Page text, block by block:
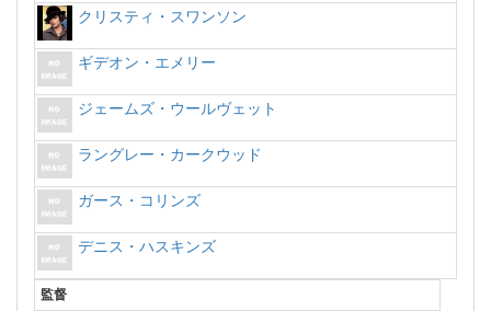
クリスティ・スワンソン
ギデオン・エメリー
ジェームズ・ウールヴェット
ラングレー・カークウッド
ガース・コリンズ
デニス・ハスキンズ
監督